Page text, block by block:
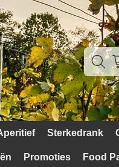
Sterkedrank
Promoties Food